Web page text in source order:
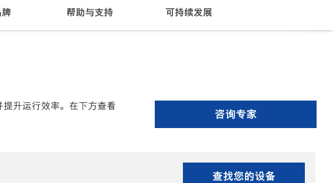
牌 帮助与支持 可持续发展
升运行效率。在下方查看
咨询专家
查找您的设备